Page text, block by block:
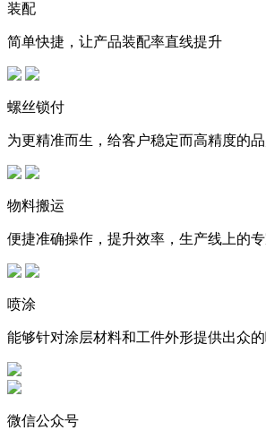
装配
简单快捷，让产品装配率直线提升
螺丝锁付
为更精准而生，给客户稳定而高精度的
物料搬运
便捷准确操作，提升效率，生产线上的
喷涂
能够针对涂层材料和工件外形提供出众
微信公众号